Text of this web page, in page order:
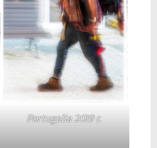
Portugalia 2019 r.